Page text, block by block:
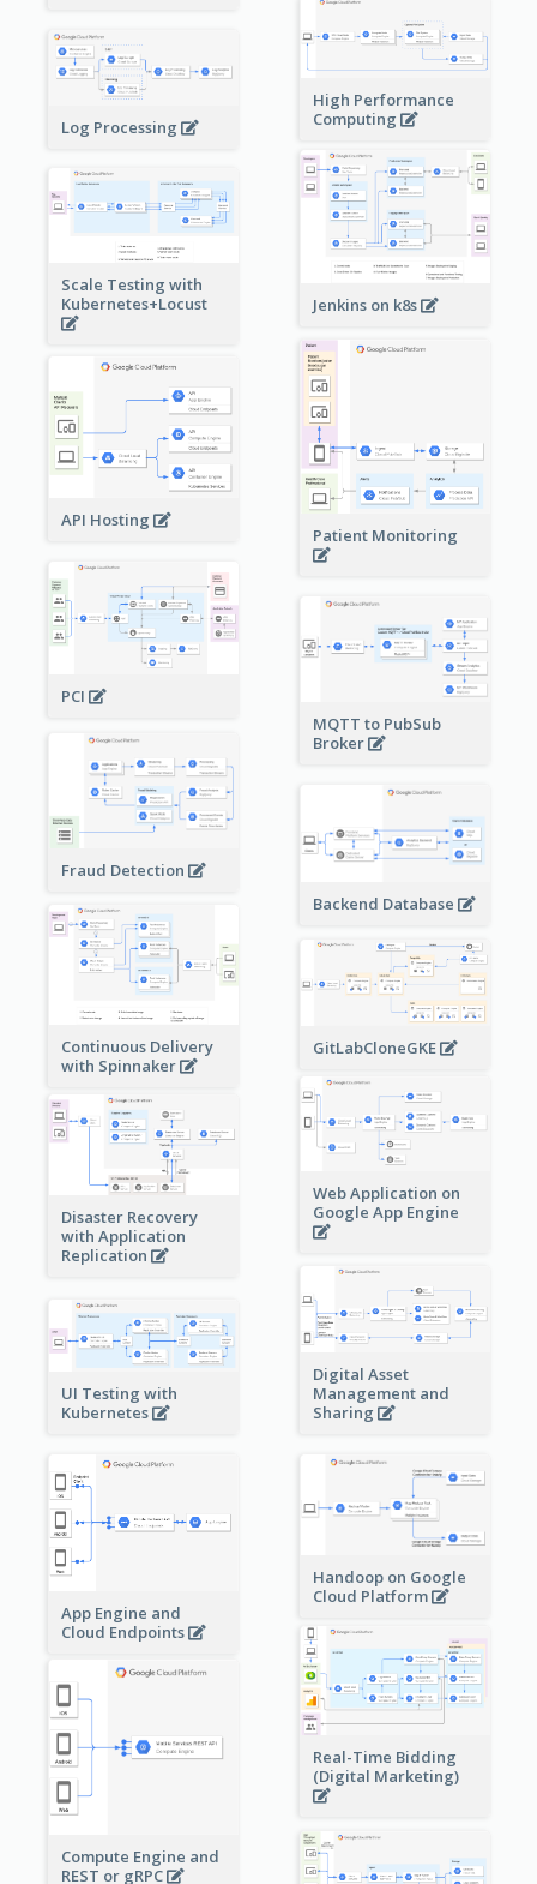
High Performance
Computing
Log Processing
Jenkins on k8s
Scale Testing with
Kubernetes+Locust
Patient Monitoring
API Hosting
PCI
MQTT to PubSub
Broker
Fraud Detection
Backend Database
Continuous Delivery
with Spinnaker
GitLabCloneGKE
Web Application on
Google App Engine
Disaster Recovery
with Application
Replication
Digital Asset
Management and
Sharing
UI Testing with
Kubernetes
App Engine and
Cloud Endpoints
Handoop on Google
Cloud Platform
Real-Time Bidding
(Digital Marketing)
Compute Engine and
REST or gRPC